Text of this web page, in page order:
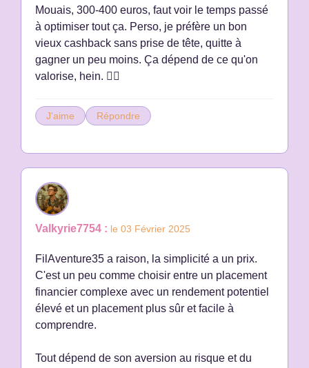
Mouais, 300-400 euros, faut voir le temps passé
à optimiser tout ça. Perso, je préfère un bon
vieux cashback sans prise de tête, quitte à
gagner un peu moins. Ça dépend de ce qu'on
valorise, hein. 🤷‍♀️
J'aime Répondre
Valkyrie7754 : le 03 Février 2025
FilAventure35 a raison, la simplicité a un prix.
C'est un peu comme choisir entre un placement
financier complexe avec un rendement potentiel
élevé et un placement plus sûr et facile à
comprendre.
Tout dépend de son aversion au risque et du